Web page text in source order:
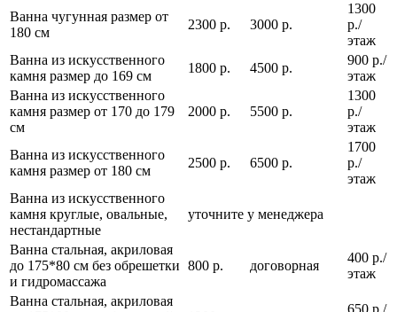
Ванна чугунная размер от
180 см
2300 р. 3000 р.
1300
р./
этаж
Ванна из искусственного
камня размер до 169 см
1800 р. 4500 р.
900 р./
этаж
Ванна из искусственного
камня размер от 170 до 179
см
2000 р. 5500 р.
1300
р./
этаж
Ванна из искусственного
камня размер от 180 см
2500 р. 6500 р.
1700
р./
этаж
Ванна из искусственного
камня круглые, овальные,
нестандартные
уточните у менеджера
Ванна стальная, акриловая
до 175*80 см без обрешетки
и гидромассажа
800 р. договорная
400 р./
этаж
Ванна стальная, акриловая